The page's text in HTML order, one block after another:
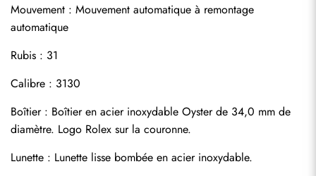
Mouvement : Mouvement automatique à remontage
automatique
Rubis : 31
Calibre : 3130
Boîtier : Boîtier en acier inoxydable Oyster de 34,0 mm de
diamètre. Logo Rolex sur la couronne.
Lunette : Lunette lisse bombée en acier inoxydable.
S'abonner